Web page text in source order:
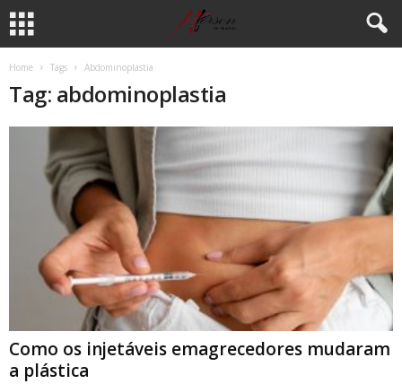
Home Tags Abdominoplastia
Tag: abdominoplastia
Como os injetáveis emagrecedores mudaram
a plástica